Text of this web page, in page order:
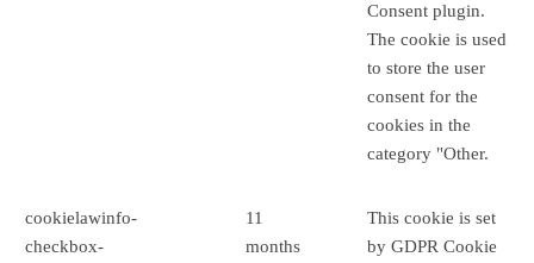
Consent plugin.
The cookie is used
to store the user
consent for the
cookies in the
category "Other.
cookielawinfo-
checkbox-
11
months
This cookie is set
by GDPR Cookie